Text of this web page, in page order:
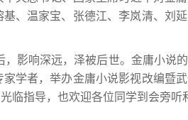
、温家宝、张德江、李岚清、刘
影响深远，泽被后世。金庸小说
学者，举办金庸小说影视改编暨
临指导，也欢迎各位同学到会旁听